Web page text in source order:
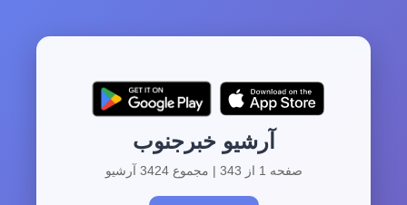
آرشیو خبرجنوب
صفحه 1 از 343 | مجموع 3424 آرشیو